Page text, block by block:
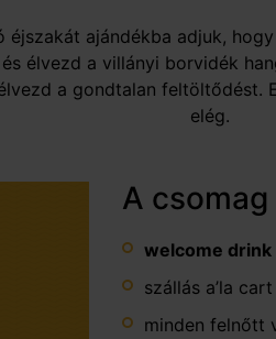
éjszakát ajándékba adjuk,
élvezd a villányi borvidék
a gondtalan feltöltődést.
elég.
A
welcome drink
szállás a’la
minden felnőtt